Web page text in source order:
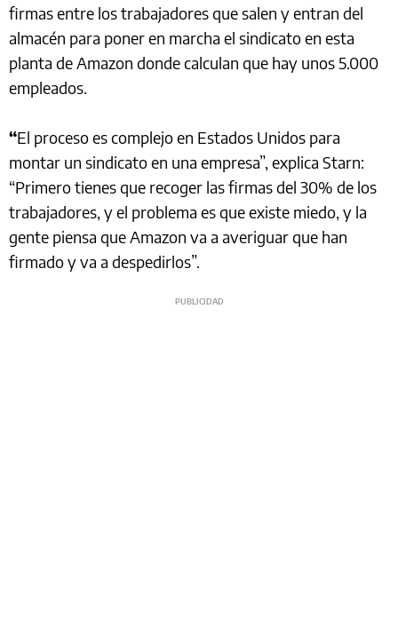
firmas entre los trabajadores que salen y entran del
almacén para poner en marcha el sindicato en esta
planta de Amazon donde calculan que hay unos 5.000
empleados.
“El proceso es complejo en Estados Unidos para
montar un sindicato en una empresa”, explica Starn:
“Primero tienes que recoger las firmas del 30% de los
trabajadores, y el problema es que existe miedo, y la
gente piensa que Amazon va a averiguar que han
firmado y va a despedirlos”.